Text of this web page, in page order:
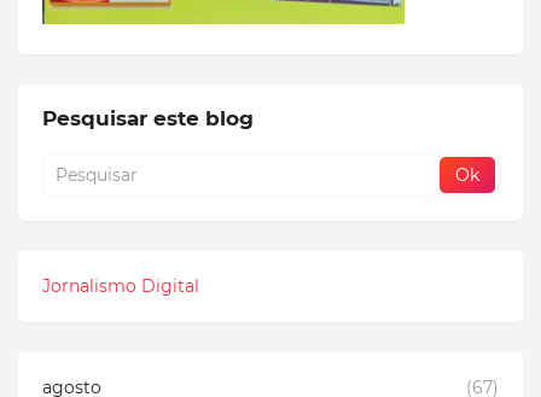
Pesquisar este blog
Jornalismo Digital
agosto (67)